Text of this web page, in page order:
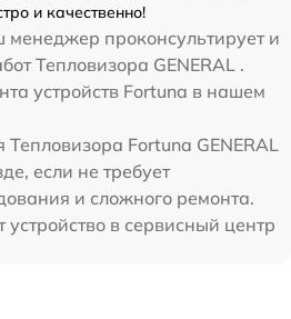
и качественно!
проконсультирует и
Тепловизора GENERAL .
устройств Fortuna в нашем
Fortuna GENERAL
если не требует
и сложного ремонта.
в сервисный центр